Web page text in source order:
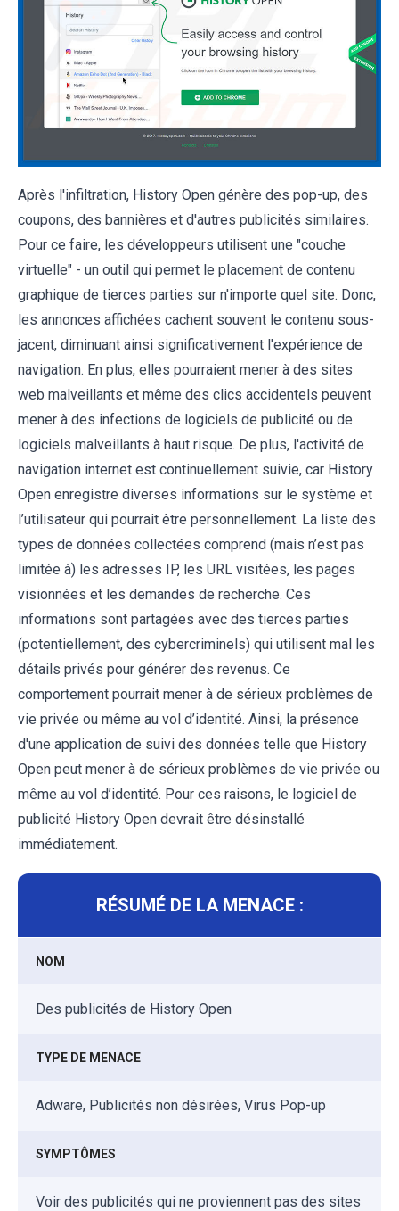
Après l'infiltration, History Open génère des pop-up, des
coupons, des bannières et d'autres publicités similaires.
Pour ce faire, les développeurs utilisent une "couche
virtuelle" - un outil qui permet le placement de contenu
graphique de tierces parties sur n'importe quel site. Donc,
les annonces affichées cachent souvent le contenu sous-
jacent, diminuant ainsi significativement l'expérience de
navigation. En plus, elles pourraient mener à des sites
web malveillants et même des clics accidentels peuvent
mener à des infections de logiciels de publicité ou de
logiciels malveillants à haut risque. De plus, l'activité de
navigation internet est continuellement suivie, car History
Open enregistre diverses informations sur le système et
l’utilisateur qui pourrait être personnellement. La liste des
types de données collectées comprend (mais n’est pas
limitée à) les adresses IP, les URL visitées, les pages
visionnées et les demandes de recherche. Ces
informations sont partagées avec des tierces parties
(potentiellement, des cybercriminels) qui utilisent mal les
détails privés pour générer des revenus. Ce
comportement pourrait mener à de sérieux problèmes de
vie privée ou même au vol d’identité. Ainsi, la présence
d'une application de suivi des données telle que History
Open peut mener à de sérieux problèmes de vie privée ou
même au vol d’identité. Pour ces raisons, le logiciel de
publicité History Open devrait être désinstallé
immédiatement.
RÉSUMÉ DE LA MENACE :
NOM
Des publicités de History Open
TYPE DE MENACE
Adware, Publicités non désirées, Virus Pop-up
SYMPTÔMES
Voir des publicités qui ne proviennent pas des sites